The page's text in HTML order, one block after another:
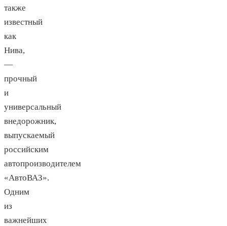
также
известный
как
Нива,
—
прочный
и
универсальный
внедорожник,
выпускаемый
российским
автопроизводителем
«АвтоВАЗ».
Одним
из
важнейших